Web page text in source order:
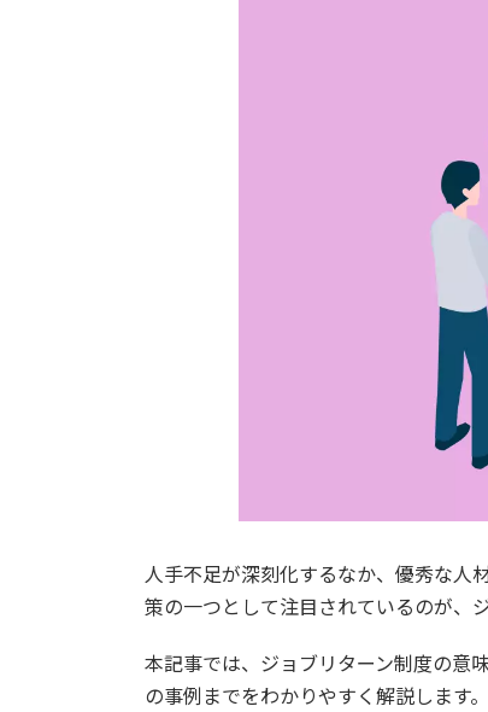
人手不足が深刻化するなか、優秀な人
策の一つとして注目されているのが、
本記事では、ジョブリターン制度の意
の事例までをわかりやすく解説します